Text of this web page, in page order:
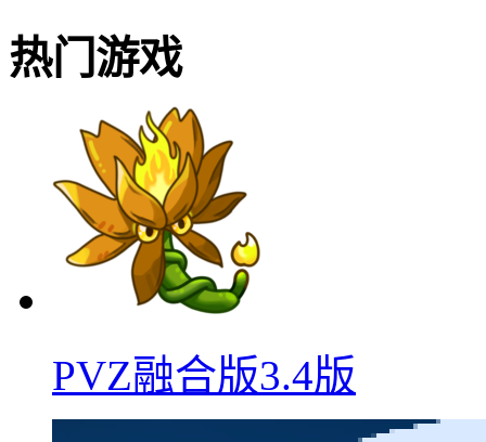
热门游戏
PVZ融合版3.4版